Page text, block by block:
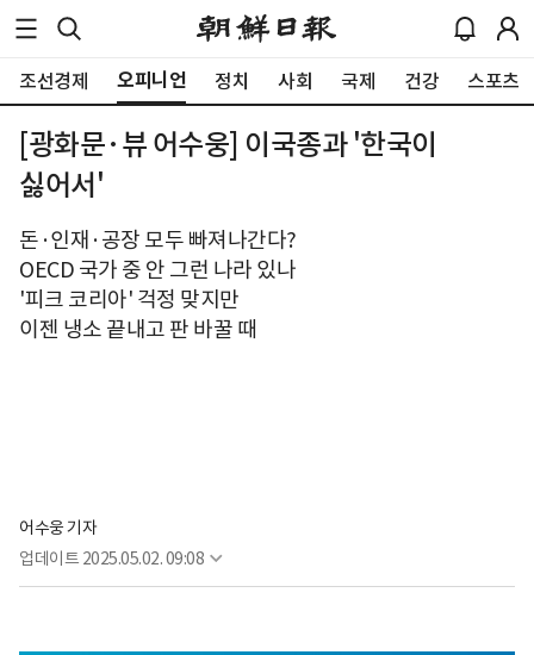
조선경제 오피니언 정치 사회 국제 건강 스포츠
[광화문·뷰 어수웅] 이국종과 '한국이
싫어서'
돈·인재·공장 모두 빠져나간다?
OECD 국가 중 안 그런 나라 있나
'피크 코리아' 걱정 맞지만
이젠 냉소 끝내고 판 바꿀 때
어수웅 기자
업데이트 2025.05.02. 09:08